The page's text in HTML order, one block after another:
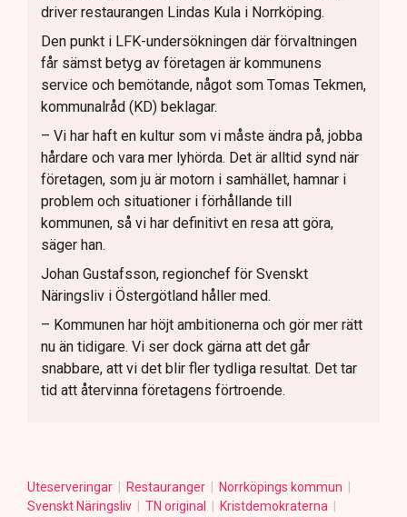
driver restaurangen Lindas Kula i Norrköping.
Den punkt i LFK-undersökningen där förvaltningen
får sämst betyg av företagen är kommunens
service och bemötande, något som Tomas Tekmen,
kommunalråd (KD) beklagar.
– Vi har haft en kultur som vi måste ändra på, jobba
hårdare och vara mer lyhörda. Det är alltid synd när
företagen, som ju är motorn i samhället, hamnar i
problem och situationer i förhållande till
kommunen, så vi har definitivt en resa att göra,
säger han.
Johan Gustafsson, regionchef för Svenskt
Näringsliv i Östergötland håller med.
– Kommunen har höjt ambitionerna och gör mer rätt
nu än tidigare. Vi ser dock gärna att det går
snabbare, att vi det blir fler tydliga resultat. Det tar
tid att återvinna företagens förtroende.
Uteserveringar Restauranger
Norrköpings kommun
Svenskt Näringsliv
TN original Kristdemokraterna